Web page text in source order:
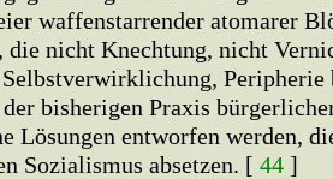
waffenstarrender atomarer
die nicht Knechtung, nicht
Peripherie
bisherigen Praxis
Lösungen entworfen werden,
Sozialismus absetzen. [ 44 ]